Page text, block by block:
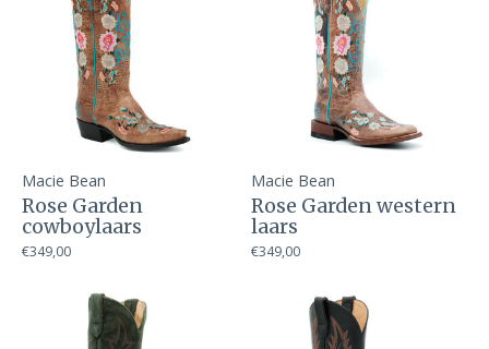
Macie Bean
Rose Garden
cowboylaars
€349,00
Macie Bean
Rose Garden western
laars
€349,00